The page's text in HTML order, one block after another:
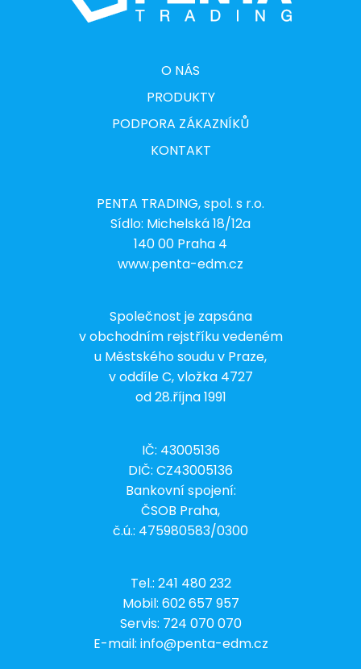
O NÁS
PRODUKTY
PODPORA ZÁKAZNÍKŮ
KONTAKT
PENTA TRADING, spol. s r.o.
Sídlo: Michelská 18/12a
140 00 Praha 4
www.penta-edm.cz
Společnost je zapsána
v obchodním rejstříku vedeném
u Městského soudu v Praze,
v oddíle C, vložka 4727
od 28.října 1991
IČ: 43005136
DIČ: CZ43005136
Bankovní spojení:
ČSOB Praha,
č.ú.: 475980583/0300
Tel.: 241 480 232
Mobil: 602 657 957
Servis: 724 070 070
E-mail: info@penta-edm.cz